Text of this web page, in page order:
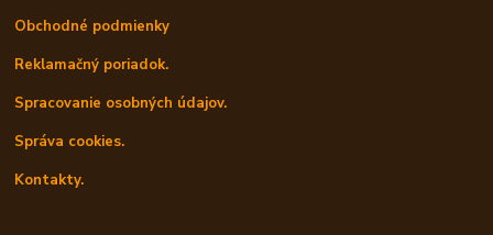
Obchodné podmienky
Reklamačný poriadok.
Spracovanie osobných údajov.
Správa cookies.
Kontakty.